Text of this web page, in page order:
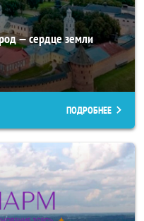
— сердце земли
ПОДРОБНЕЕ